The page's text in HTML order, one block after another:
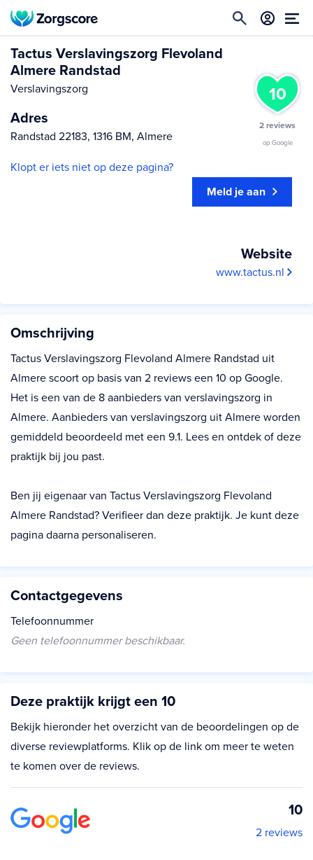
10
2 reviews
op Google
Tactus Verslavingszorg Flevoland
Almere Randstad
Verslavingszorg
Adres
Randstad 22183, 1316 BM, Almere
Klopt er iets niet op deze pagina?
Meld je aan
Website
www.tactus.nl
Omschrijving
Tactus Verslavingszorg Flevoland Almere Randstad uit
Almere scoort op basis van 2 reviews een 10 op Google.
Het is een van de 8 aanbieders van verslavingszorg in
Almere. Aanbieders van verslavingszorg uit Almere worden
gemiddeld beoordeeld met een 9.1. Lees en ontdek of deze
praktijk bij jou past.
Ben jij eigenaar van Tactus Verslavingszorg Flevoland
Almere Randstad? Verifieer dan deze praktijk. Je kunt deze
pagina daarna personaliseren.
Contactgegevens
Telefoonnummer
Geen telefoonnummer beschikbaar.
Deze praktijk krijgt een 10
Bekijk hieronder het overzicht van de beoordelingen op de
diverse reviewplatforms. Klik op de link om meer te weten
te komen over de reviews.
10
2 reviews